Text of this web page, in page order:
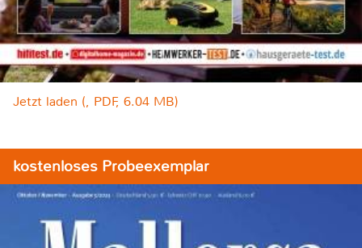
Jetzt laden (, PDF, 6.04 MB)
kostenloses Probeexemplar